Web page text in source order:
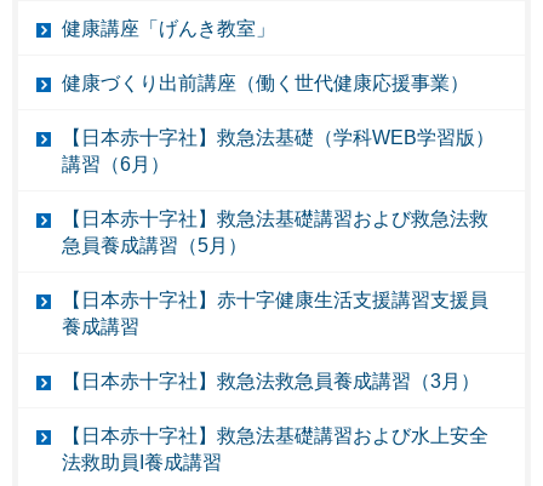
健康講座「げんき教室」
健康づくり出前講座（働く世代健康応援事業）
【日本赤十字社】救急法基礎（学科WEB学習版）
講習（6月）
【日本赤十字社】救急法基礎講習および救急法救
急員養成講習（5月）
【日本赤十字社】赤十字健康生活支援講習支援員
養成講習
【日本赤十字社】救急法救急員養成講習（3月）
【日本赤十字社】救急法基礎講習および水上安全
法救助員I養成講習